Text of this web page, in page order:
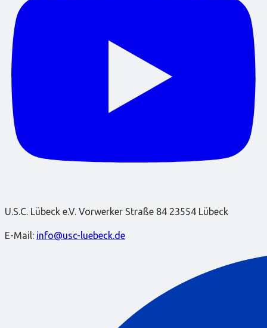
U.S.C. Lübeck e.V. Vorwerker Straße 84 23554 Lübeck
E-Mail: info@usc-luebeck.de